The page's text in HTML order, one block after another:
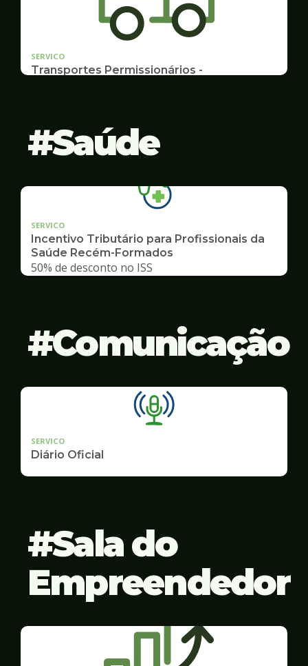
SERVICO
Transportes Permissionários -
Saúde
SERVICO
Incentivo Tributário para Profissionais da
Saúde Recém-Formados
50% de desconto no ISS
Comunicação
SERVICO
Diário Oficial
Sala do
Empreendedor